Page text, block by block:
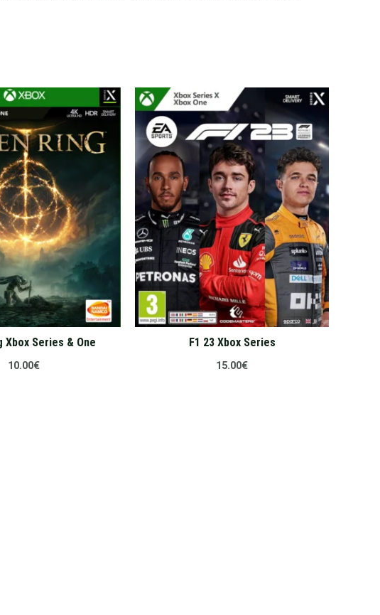
Xbox Series & One
10.00€
F1 23 Xbox Series
15.00€